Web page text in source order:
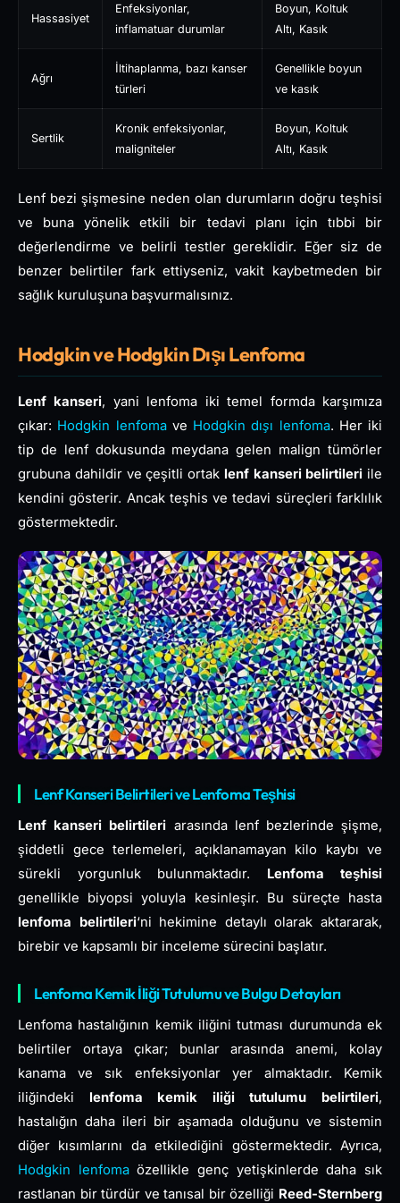
Hassasiyet
Enfeksiyonlar,
inflamatuar durumlar
Boyun, Koltuk
Altı, Kasık
Ağrı
İltihaplanma, bazı kanser
türleri
Genellikle boyun
ve kasık
Sertlik
Kronik enfeksiyonlar,
maligniteler
Boyun, Koltuk
Altı, Kasık
Lenf bezi şişmesine neden olan durumların doğru teşhisi
ve buna yönelik etkili bir tedavi planı için tıbbi bir
değerlendirme ve belirli testler gereklidir. Eğer siz de
benzer belirtiler fark ettiyseniz, vakit kaybetmeden bir
sağlık kuruluşuna başvurmalısınız.
Hodgkin ve Hodgkin Dışı Lenfoma
Lenf kanseri, yani lenfoma iki temel formda karşımıza
çıkar: Hodgkin lenfomave Hodgkin dışı lenfoma. Her iki
tip de lenf dokusunda meydana gelen malign tümörler
grubuna dahildir ve çeşitli ortak lenf kanseri belirtileri ile
kendini gösterir. Ancak teşhis ve tedavi süreçleri farklılık
göstermektedir.
Lenf Kanseri Belirtileri ve Lenfoma Teşhisi
Lenf kanseri belirtileri arasında lenf bezlerinde şişme,
şiddetli gece terlemeleri, açıklanamayan kilo kaybı ve
sürekli yorgunluk bulunmaktadır. Lenfoma teşhisi
genellikle biyopsi yoluyla kesinleşir. Bu süreçte hasta
lenfoma belirtileri‘ni hekimine detaylı olarak aktararak,
birebir ve kapsamlı bir inceleme sürecini başlatır.
Lenfoma Kemik İliği Tutulumu ve Bulgu Detayları
Lenfoma hastalığının kemik iliğini tutması durumunda ek
belirtiler ortaya çıkar; bunlar arasında anemi, kolay
kanama ve sık enfeksiyonlar yer almaktadır. Kemik
iliğindeki lenfoma kemik iliği tutulumu belirtileri,
hastalığın daha ileri bir aşamada olduğunu ve sistemin
diğer kısımlarını da etkilediğini göstermektedir. Ayrıca,
Hodgkin lenfomaözellikle genç yetişkinlerde daha sık
rastlanan bir türdür ve tanısal bir özelliği Reed-Sternberg